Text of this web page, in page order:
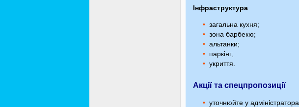
Інфраструктура
загальна кухня;
зона барбекю;
альтанки;
паркінг;
укриття.
Акції та спецпропозиції
уточнюйте у адміністратора.